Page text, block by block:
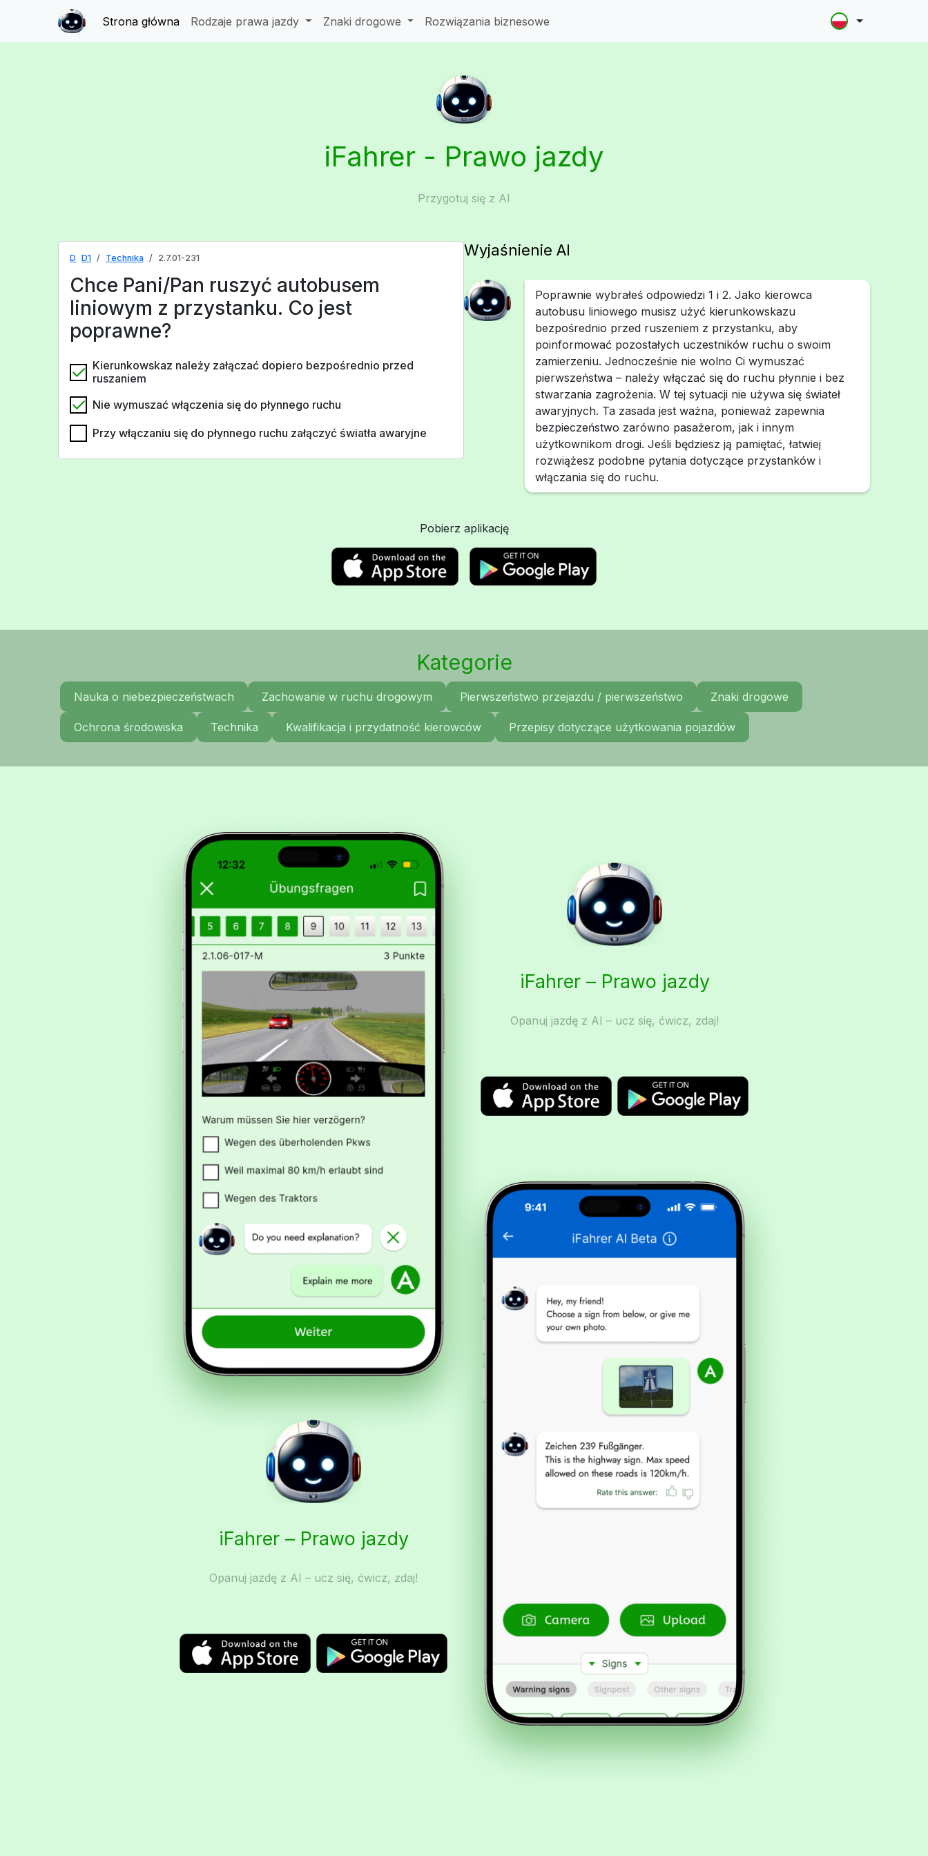
Strona główna Rodzaje prawa jazdy Znaki drogowe Rozwiązania biznesowe
iFahrer - Prawo jazdy
Przygotuj się z AI
D D1 Technika 2.7.01-231
Chce Pani/Pan ruszyć autobusem
liniowym z przystanku. Co jest
poprawne?
Kierunkowskaz należy załączać dopiero bezpośrednio przed
ruszaniem
Nie wymuszać włączenia się do płynnego ruchu
Przy włączaniu się do płynnego ruchu załączyć światła awaryjne
Wyjaśnienie AI
Poprawnie wybrałeś odpowiedzi 1 i 2. Jako kierowca
autobusu liniowego musisz użyć kierunkowskazu
bezpośrednio przed ruszeniem z przystanku, aby
poinformować pozostałych uczestników ruchu o swoim
zamierzeniu. Jednocześnie nie wolno Ci wymuszać
pierwszeństwa – należy włączać się do ruchu płynnie i bez
stwarzania zagrożenia. W tej sytuacji nie używa się świateł
awaryjnych. Ta zasada jest ważna, ponieważ zapewnia
bezpieczeństwo zarówno pasażerom, jak i innym
użytkownikom drogi. Jeśli będziesz ją pamiętać, łatwiej
rozwiążesz podobne pytania dotyczące przystanków i
włączania się do ruchu.
Pobierz aplikację
Kategorie
Nauka o niebezpieczeństwach Zachowanie w ruchu drogowym Pierwszeństwo przejazdu / pierwszeństwo Znaki drogowe
Ochrona środowiska Technika Kwalifikacja i przydatność kierowców Przepisy dotyczące użytkowania pojazdów
iFahrer – Prawo jazdy
Opanuj jazdę z AI – ucz się, ćwicz, zdaj!
iFahrer – Prawo jazdy
Opanuj jazdę z AI – ucz się, ćwicz, zdaj!